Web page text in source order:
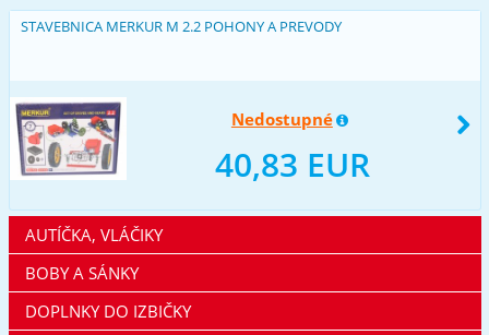
STAVEBNICA MERKUR M 2.2 POHONY A PREVODY
Nedostupné
40,83 EUR
AUTÍČKA, VLÁČIKY
BOBY A SÁNKY
DOPLNKY DO IZBIČKY